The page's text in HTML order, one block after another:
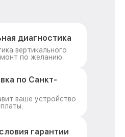
диагностика
вертикального
по желанию.
по Санкт-
ваше устройство
гарантии